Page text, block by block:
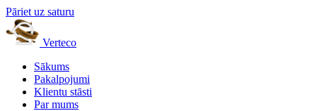
Pāriet uz saturu
Verteco
Sākums
Pakalpojumi
Klientu stāsti
Par mums